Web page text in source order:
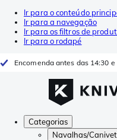
Ir para o conteúdo
Ir para a navegação
Ir para os filtros de
Ir para o rodapé
Encomenda antes das 14:30
Categorias
Navalhas/